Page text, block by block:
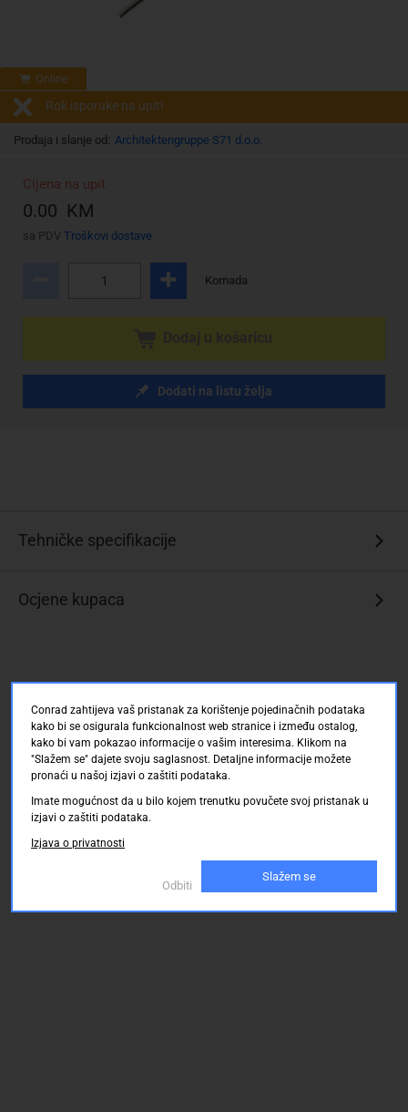
Online
Rok isporuke na upit!
Prodaja i slanje od: Architektengruppe S71 d.o.o.
Cijena na upit
0.00 KM
sa PDV Troškovi dostave
Komada
Dodati na listu želja
Tehničke specifikacije
Ocjene kupaca
Conrad zahtijeva vaš pristanak za korištenje pojedinačnih podataka
kako bi se osigurala funkcionalnost web stranice i između ostalog,
kako bi vam pokazao informacije o vašim interesima. Klikom na
"Slažem se" dajete svoju saglasnost. Detaljne informacije možete
pronaći u našoj izjavi o zaštiti podataka.
Imate mogućnost da u bilo kojem trenutku povučete svoj pristanak u
izjavi o zaštiti podataka.
Izjava o privatnosti
Odbiti
Slažem se